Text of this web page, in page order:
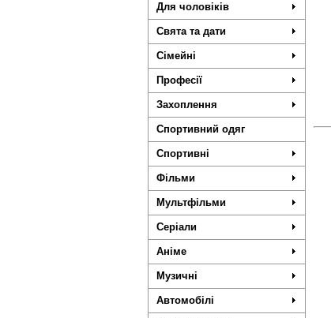
Для чоловіків
Свята та дати
Сімейні
Професії
Захоплення
Спортивний одяг
Спортивні
Фільми
Мультфільми
Серіали
Аніме
Музичні
Автомобілі